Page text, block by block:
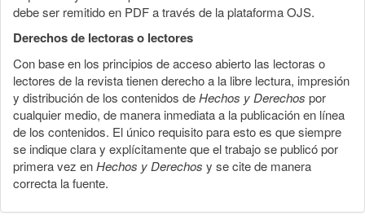
debe ser remitido en PDF a través de la plataforma OJS.
Derechos de lectoras o lectores
Con base en los principios de acceso abierto las lectoras o
lectores de la revista tienen derecho a la libre lectura, impresión
y distribución de los contenidos deHechos y Derechos por
cualquier medio, de manera inmediata a la publicación en línea
de los contenidos. El único requisito para esto es que siempre
se indique clara y explícitamente que el trabajo se publicó por
primera vez enHechos y Derechos y se cite de manera
correcta la fuente.